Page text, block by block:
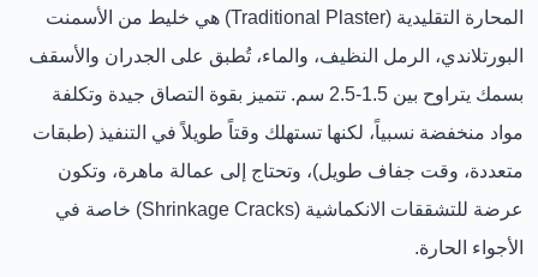
المحارة التقليدية (Traditional Plaster) هي خليط من الأسمنت
البورتلاندي، الرمل النظيف، والماء، تُطبق على الجدران والأسقف
بسمك يتراوح بين 1.5-2.5 سم
. تتميز بقوة التصاق جيدة وتكلفة
مواد منخفضة نسبياً، لكنها تستهلك وقتاً طويلاً في التنفيذ (طبقات
متعددة، وقت جفاف طويل)، وتحتاج إلى عمالة ماهرة، وتكون
عرضة للتشققات الانكماشية (Shrinkage Cracks) خاصة في
الأجواء الحارة.